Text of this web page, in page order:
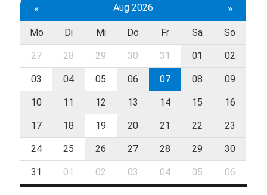
« Aug 2026 »
Mo Di Mi Do Fr Sa So
27 28 29 30 31 01 02
03 04 05 06 07 08 09
10 11 12 13 14 15 16
17 18 19 20 21 22 23
24 25 26 27 28 29 30
31 01 02 03 04 05 06